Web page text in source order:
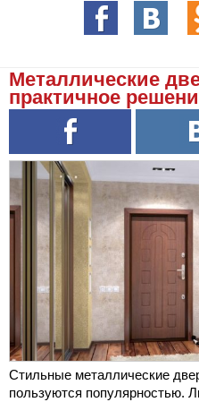
Металлические
практичное
Стильные металлические
пользуются популярностью.